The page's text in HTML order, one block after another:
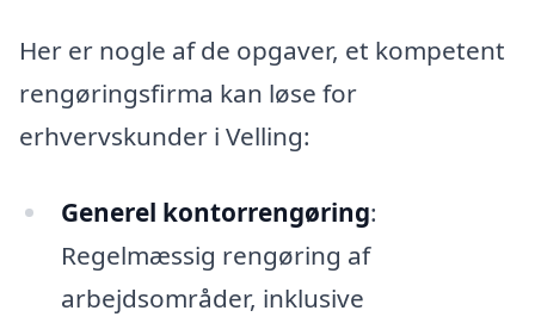
Her er nogle af de opgaver, et kompetent
rengøringsfirma kan løse for
erhvervskunder i Velling:
Generel kontorrengøring:
Regelmæssig rengøring af
arbejdsområder, inklusive